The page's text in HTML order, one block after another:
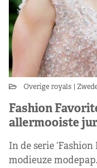
Overige royals
Fashion
allermooiste
In de serie
modieuze